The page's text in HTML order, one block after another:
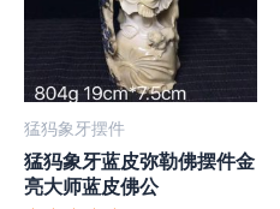
猛犸象牙摆件
猛犸象牙蓝皮弥勒佛摆件金
亮大师蓝皮佛公